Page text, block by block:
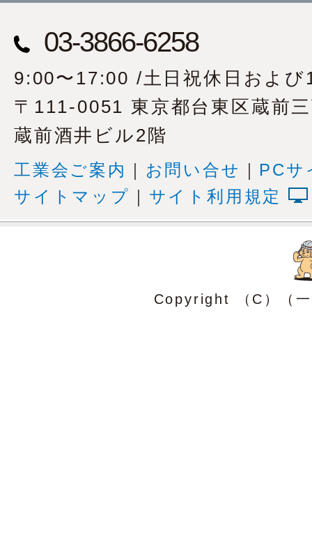
03-3866-6258
9:00〜17:00 /土日祝休日およ
〒111-0051 東京都台東区蔵前
蔵前酒井ビル2階
工業会ご案内 お問い合せ
PCサ
サイトマップ
サイト利用規定
Copyright （C）（